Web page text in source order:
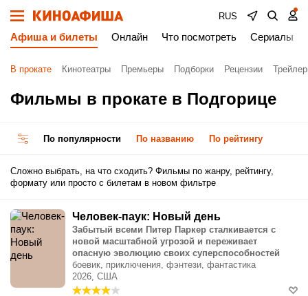
RUS
Афиша и билеты Онлайн Что посмотреть Сериалы
В прокате Кинотеатры Премьеры Подборки Рецензии
Фильмы в прокате в Подгорице
По популярности По названию По рейтингу
Сложно выбрать, на что сходить? Фильмы по жанру, рейтингу,
формату или просто с билетам в новом фильтре
Человек-паук: Новый день
Забытый всеми Питер Паркер сталкивается с
новой масштабной угрозой и переживает
опасную эволюцию своих суперспособностей
боевик, приключения, фэнтези, фантастика
2026, США